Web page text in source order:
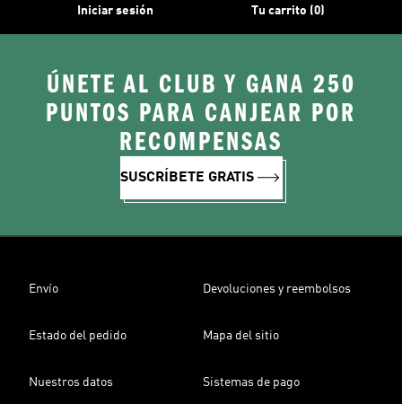
Iniciar sesión Tu carrito (0)
ÚNETE AL CLUB Y GANA 250
PUNTOS PARA CANJEAR POR
RECOMPENSAS
SUSCRÍBETE GRATIS
Envío Devoluciones y reembolsos
Estado del pedido Mapa del sitio
Nuestros datos Sistemas de pago